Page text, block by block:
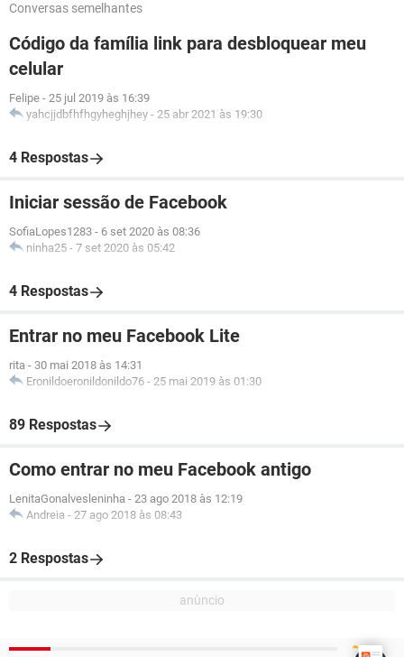
Conversas semelhantes
Código da família link para desbloquear meu
celular
Felipe - 25 jul 2019 às 16:39
yahcjjdbfhfhgyheghjhey - 25 abr 2021 às 19:30
4 Respostas
Iniciar sessão de Facebook
SofiaLopes1283 - 6 set 2020 às 08:36
ninha25 - 7 set 2020 às 05:42
4 Respostas
Entrar no meu Facebook Lite
rita - 30 mai 2018 às 14:31
Eronildoeronildonildo76 - 25 mai 2019 às 01:30
89 Respostas
Como entrar no meu Facebook antigo
LenitaGonalvesleninha - 23 ago 2018 às 12:19
Andreia - 27 ago 2018 às 08:43
2 Respostas